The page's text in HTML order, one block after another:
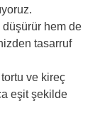
hem de
tasarruf
ve kireç
eşit şekilde